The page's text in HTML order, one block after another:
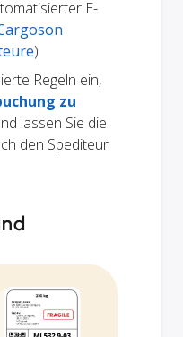
E-
)
Regeln ein,
zu
lassen Sie die
den Spediteur